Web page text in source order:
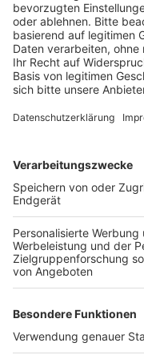
Veröffentlicht:
Anzeige
Beim Überholen
prallte in die
Standstreifen zum
kamen in
Während der
Richtung Köln voll
Anzeige